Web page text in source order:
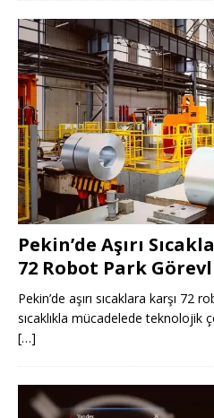
Pekin’de Aşırı
72 Robot Park
Pekin’de aşırı sıcaklara karşı 72
sıcaklıkla mücadelede teknolojik
[…]